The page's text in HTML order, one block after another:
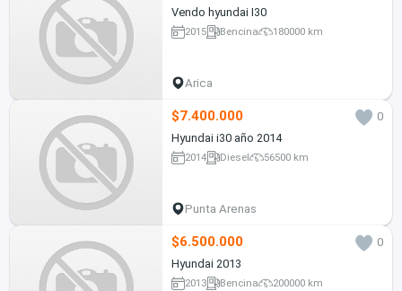
Vendo hyundai I30
2015 Bencina 180000 km
Arica
$7.400.000
0
Hyundai i30 año 2014
2014 Diesel 56500 km
Punta Arenas
$6.500.000
0
Hyundai 2013
2013 Bencina 200000 km